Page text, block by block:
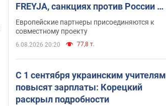
FREYJA, санкциях против России и
поддержке аграриев. Видео
Европейские партнеры присоединяются к
совместному проекту
6.08.2026 20:20 77,8 т.
С 1 сентября украинским учителям
повысят зарплаты: Корецкий
раскрыл подробности